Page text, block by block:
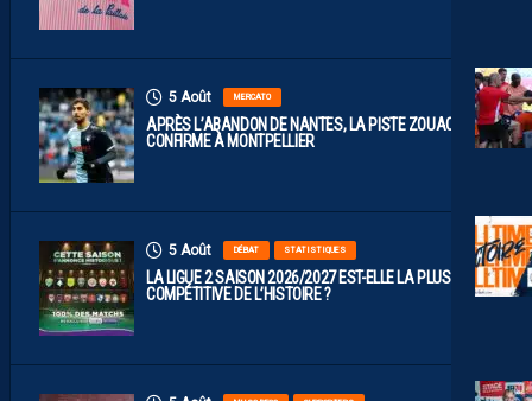
5 Août MERCATO
APRÈS L’ABANDON DE NANTES, LA PISTE ZOUAOUI SE
CONFIRME À MONTPELLIER
5 Août DÉBAT STATISTIQUES
LA LIGUE 2 SAISON 2026/2027 EST-ELLE LA PLUS
COMPÉTITIVE DE L’HISTOIRE ?